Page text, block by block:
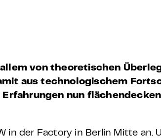
von theoretischen
aus technologischem
nun
in der Factory in Berlin Mitte an.